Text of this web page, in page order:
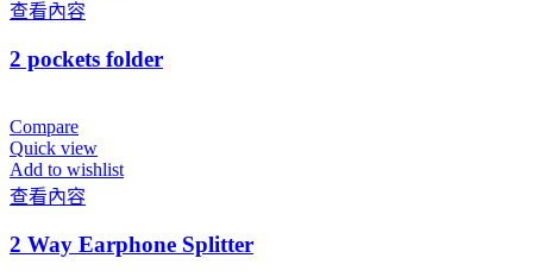
查看內容
2 pockets folder
Compare
Quick view
Add to wishlist
查看內容
2 Way Earphone Splitter